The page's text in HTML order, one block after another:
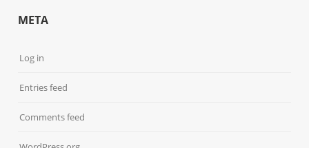
META
Log in
Entries feed
Comments feed